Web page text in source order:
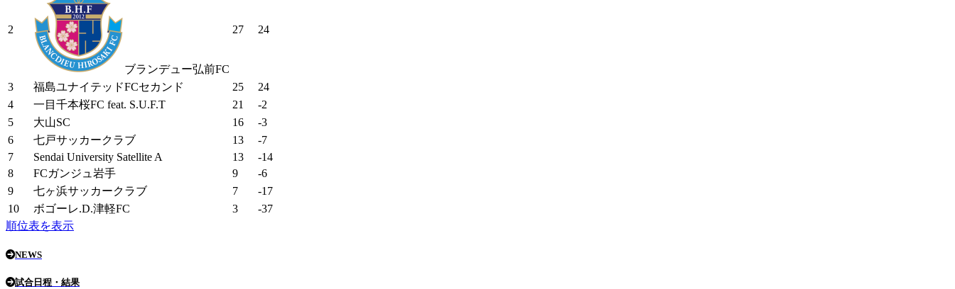
2
ブランデュー弘前FC
27 24
3 福島ユナイテッドFCセカンド 25
24
4
一目千本桜FC feat. S.U.F.T 21
-2
5
大山SC 16
-3
6
七戸サッカークラブ 13
-7
7
Sendai University Satellite A 13
-14
8
FCガンジュ岩手 9
-6
9
七ヶ浜サッカークラブ 7
-17
10
ボゴーレ.D.津軽FC 3
-37
順位表を表示
NEWS
試合日程・結果